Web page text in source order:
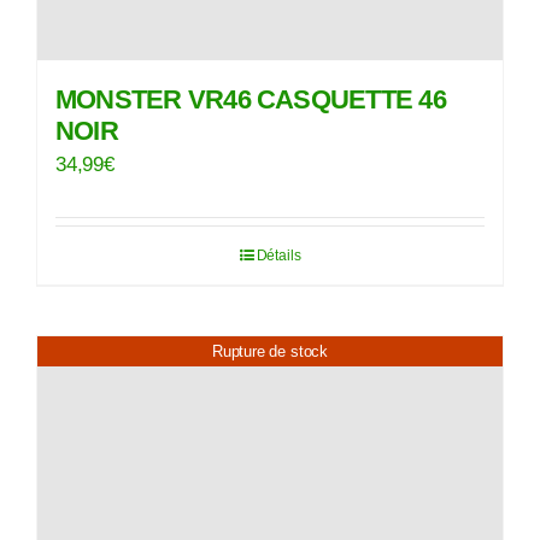
MONSTER VR46 CASQUETTE 46
NOIR
34,99€
Détails
Rupture de stock